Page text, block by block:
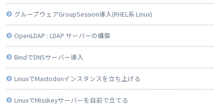
グループウェアGroupSession導入(RHEL系 Linux)
OpenLDAP : LDAP サーバーの構築
BindでDNSサーバー導入
LinuxでMastodonインスタンスを立ち上げる
LinuxでMisskeyサーバーを自前で立てる